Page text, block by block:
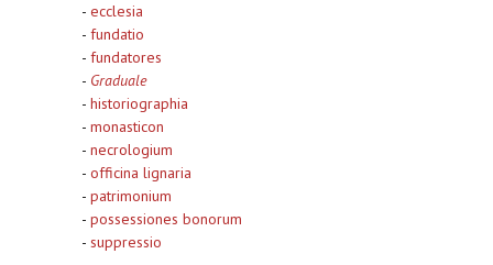
- ecclesia
- fundatio
- fundatores
- Graduale
- historiographia
- monasticon
- necrologium
- officina lignaria
- patrimonium
- possessiones bonorum
- suppressio